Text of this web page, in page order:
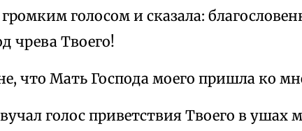
голосом и сказала:
чрева Твоего!
что Мать Господа моего пришла ко
голос приветствия Твоего в ушах